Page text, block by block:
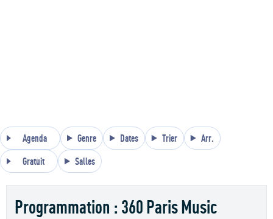
Agenda Genre Dates Trier Arr.
Gratuit Salles
Programmation : 360 Paris Music